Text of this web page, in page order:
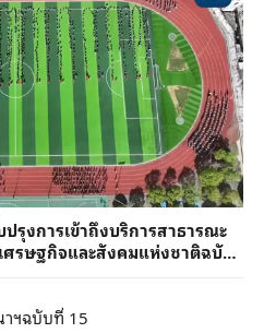
รุงการเข้าถึงบริการสาธารณะ
ศรษฐกิจและสังคมแห่งชาติฉบับ
ฯฉบับที่ 15